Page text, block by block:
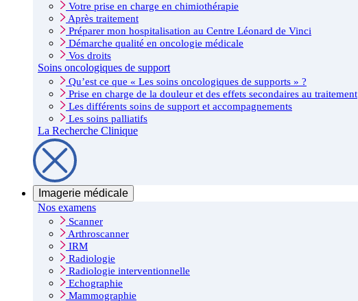
Votre prise en charge en chimiothérapie
Après traitement
Préparer mon hospitalisation au Centre Léonard de Vinci
Démarche qualité en oncologie médicale
Vos droits
Soins oncologiques de support
Qu’est ce que « Les soins oncologiques de supports » ?
Prise en charge de la douleur et des effets secondaires au traitement
Les différents soins de support et accompagnements
Les soins palliatifs
La Recherche Clinique
Imagerie médicale
Nos examens
Scanner
Arthroscanner
IRM
Radiologie
Radiologie interventionnelle
Echographie
Mammographie